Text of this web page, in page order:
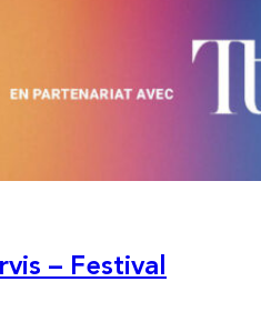
– Festival